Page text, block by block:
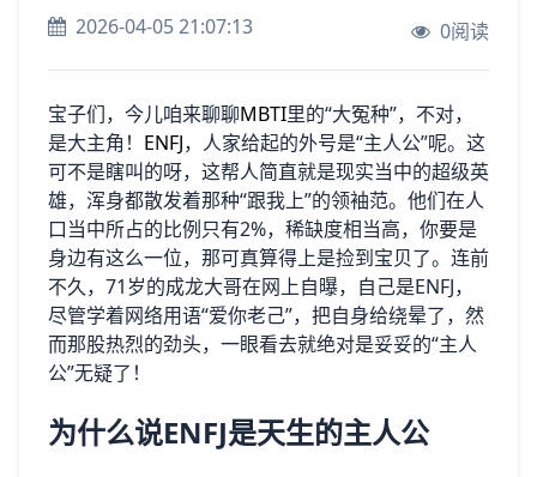
2026-04-05 21:07:13
0阅读
宝子们，今儿咱来聊聊MBTI里的“大冤种”，不对，
是大主角！ ENFJ，人家给起的外号是“主人公”呢。这
可不是瞎叫的呀，这帮人简直就是现实当中的超级英
雄，浑身都散发着那种“跟我上”的领袖范。他们在人
口当中所占的比例只有2%，稀缺度相当高，你要是
身边有这么一位，那可真算得上是捡到宝贝了。连前
不久，71岁的成龙大哥在网上自曝，自己是ENFJ，
尽管学着网络用语“爱你老己”，把自身给绕晕了，然
而那股热烈的劲头，一眼看去就绝对是妥妥的“主人
公”无疑了！
为什么说ENFJ是天生的主人公